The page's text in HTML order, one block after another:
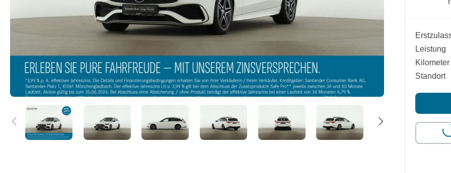
Leistung
Kilometer
Standort